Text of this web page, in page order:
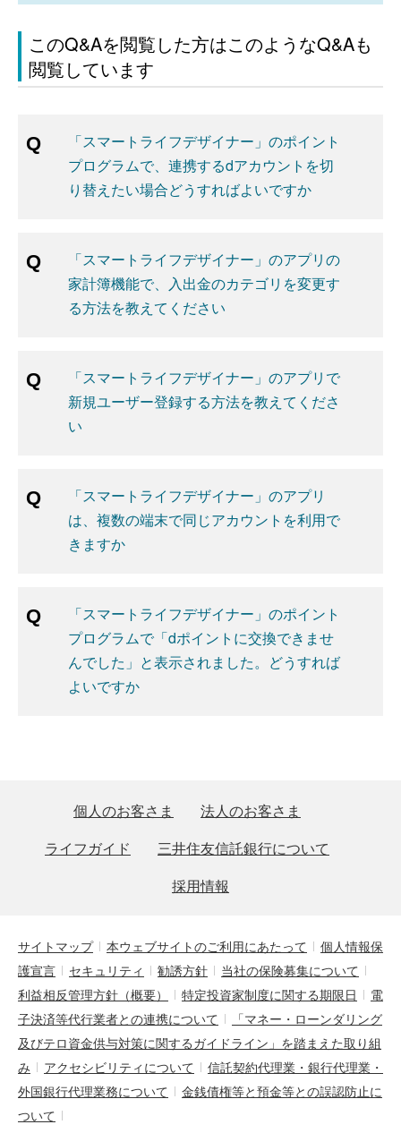
このQ&Aを閲覧した方はこのようなQ&Aも
閲覧しています
「スマートライフデザイナー」のポイント
プログラムで、連携するdアカウントを切
り替えたい場合どうすればよいですか
「スマートライフデザイナー」のアプリの
家計簿機能で、入出金のカテゴリを変更す
る方法を教えてください
「スマートライフデザイナー」のアプリで
新規ユーザー登録する方法を教えてくださ
い
「スマートライフデザイナー」のアプリ
は、複数の端末で同じアカウントを利用で
きますか
「スマートライフデザイナー」のポイント
プログラムで「dポイントに交換できませ
んでした」と表示されました。どうすれば
よいですか
個人のお客さま
法人のお客さま
ライフガイド
三井住友信託銀行について
採用情報
サイトマップ 本ウェブサイトのご利用にあたって
個人情報保
護宣言
セキュリティ 勧誘方針
当社の保険募集について
利益相反管理方針（概要）
特定投資家制度に関する期限日
電
子決済等代行業者との連携について
「マネー・ローンダリング
及びテロ資金供与対策に関するガイドライン」を踏まえた取り組
み
アクセシビリティについて
信託契約代理業・銀行代理業・
外国銀行代理業務について
金銭債権等と預金等との誤認防止に
ついて